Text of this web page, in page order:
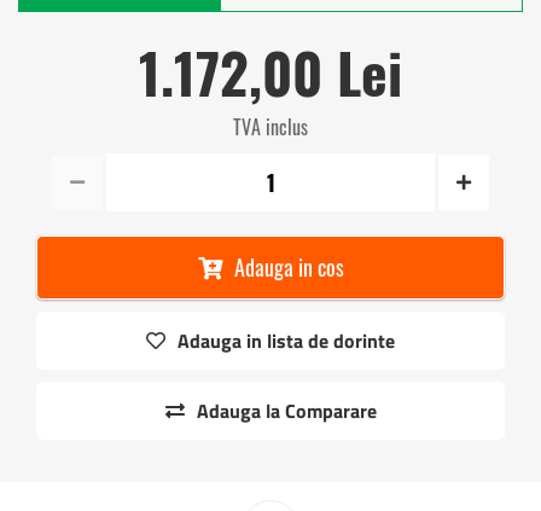
1.172,00 Lei
TVA inclus
Adauga in cos
Adauga in lista de dorinte
Adauga la Comparare